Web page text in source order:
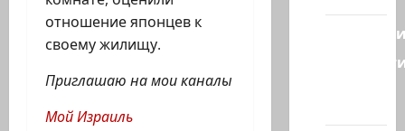
отношение японцев к
своему жилищу.
Приглашаю на мои каналы
Мой Израиль